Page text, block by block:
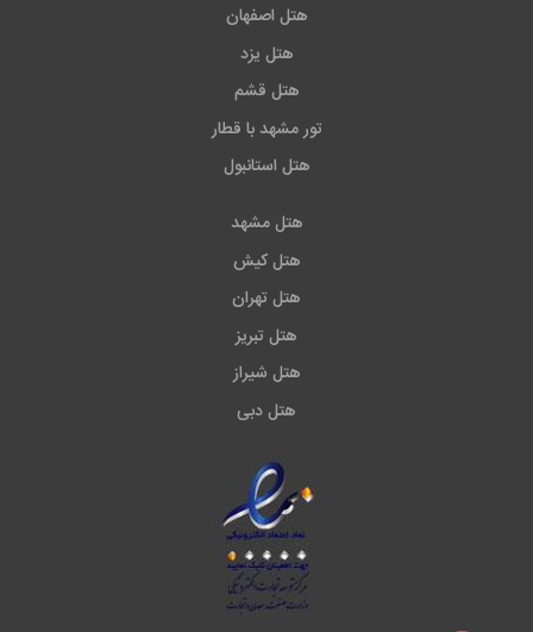
هتل اصفهان
هتل یزد
هتل قشم
تور مشهد با قطار
هتل استانبول
هتل مشهد
هتل کیش
هتل تهران
هتل تبریز
هتل شیراز
هتل دبی